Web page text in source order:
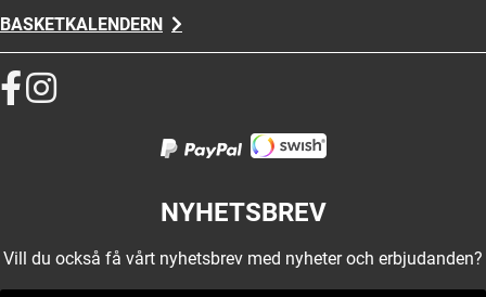
BASKETKALENDERN
NYHETSBREV
Vill du också få vårt nyhetsbrev med nyheter och erbjudanden?